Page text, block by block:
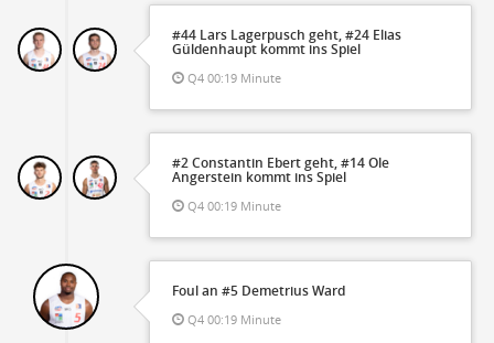
#44 Lars Lagerpusch geht, #24 Elias
Güldenhaupt kommt ins Spiel
Q4 00:19 Minute
#2 Constantin Ebert geht, #14 Ole
Angerstein kommt ins Spiel
Q4 00:19 Minute
Foul an #5 Demetrius Ward
Q4 00:19 Minute